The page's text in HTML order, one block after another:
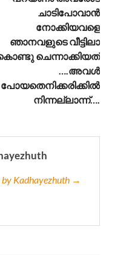
ചാടിപോവാൻ
നോക്കിയവളെ
ഞാനവളുടെ വീട്ടിലാ
ചെന്നാക്കിയത്
….അവൾ
പോയതെനിക്കരിക്കിൽ
നിന്നല്ലാന്ന്….
by Kadhayezhuth →